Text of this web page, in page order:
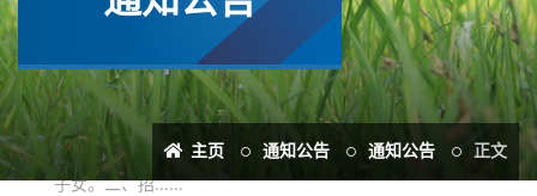
主页 通知公告 通知公告 正文
2020-06
关于我校附属幼儿园2020学年
招生工作的通知
各单位：为做好2020学年招生工作，现
将我校附属幼儿园2020年新生招生要求
公布如下：一、招生对象华南师范大学在编在岗的教职工
子女。二、招……